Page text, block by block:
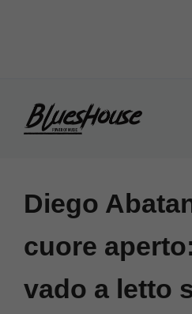
Diego
cuore
vado a letto